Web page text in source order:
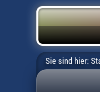
Sie sind hier: